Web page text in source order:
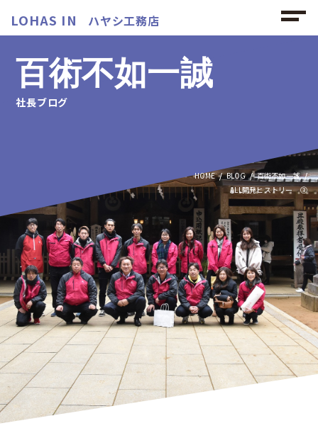
LOHAS IN ハヤシ工務店
百術不如一誠
社長ブログ
HOME BLOG
百術不如一誠
ALL開発ヒストリー ③